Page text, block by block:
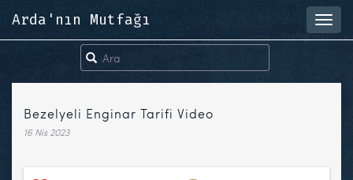
Arda'nın Mutfağı
Bezelyeli Enginar Tarifi Video
16 Nis 2023